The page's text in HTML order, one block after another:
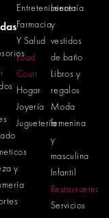
y
Entretenimiento
Farmacia
Y Salud
Food
Court
Hogar
Joyería
Juguetería
Lencería
y
vestidos
de baño
Libros y
regalos
Moda
femenina
y
masculina
Infantil
Restaurantes
Servicios